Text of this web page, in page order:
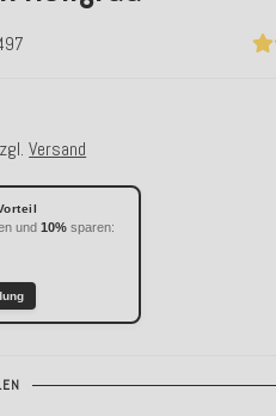
Versand
und10% sparen: